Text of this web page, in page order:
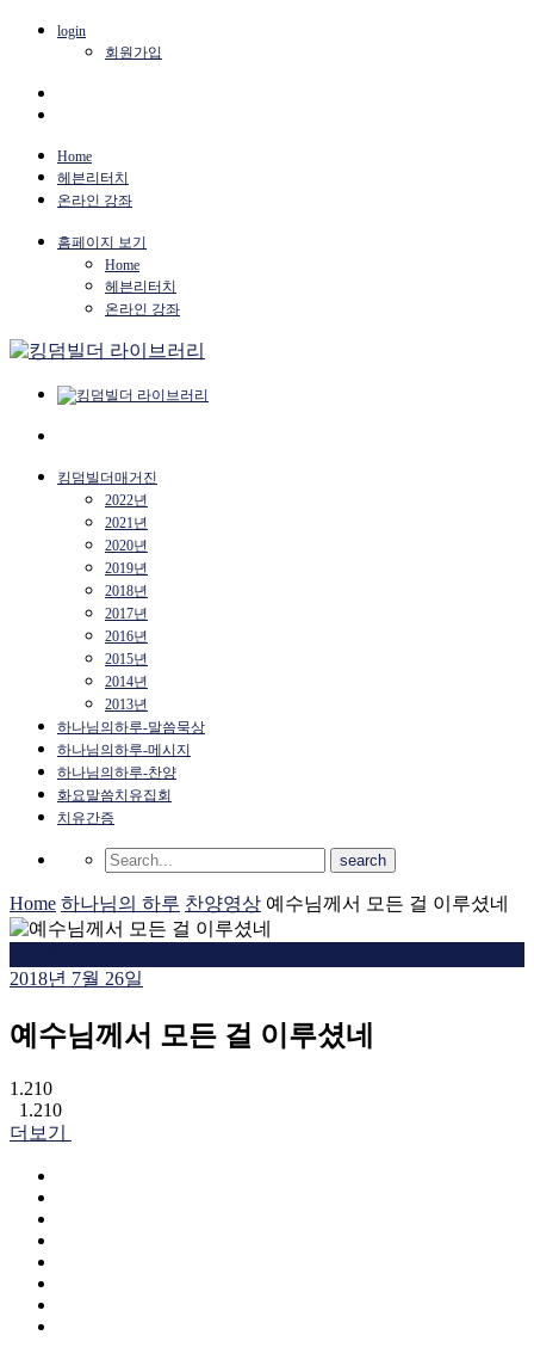
login
회원가입
Home
헤븐리터치
온라인 강좌
홈페이지 보기
Home
헤븐리터치
온라인 강좌
킹덤빌더매거진
2022년
2021년
2020년
2019년
2018년
2017년
2016년
2015년
2014년
2013년
하나님의하루-말씀묵상
하나님의하루-메시지
하나님의하루-찬양
화요말씀치유집회
치유간증
Home 하나님의 하루 찬양영상 예수님께서 모든 걸 이루셨네
2018년 7월 26일
예수님께서 모든 걸 이루셨네
1.210
1.210
더보기